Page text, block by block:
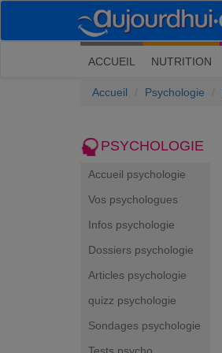
ACCUEIL (current)
NUTRITION
Accueil Psychologie
PSYCHOLOGIE
Accueil psychologie
Vos psychologues
Infos psychologie
Dossiers psychologie
Articles psychologie
quizz psychologie
Sondages psychologie